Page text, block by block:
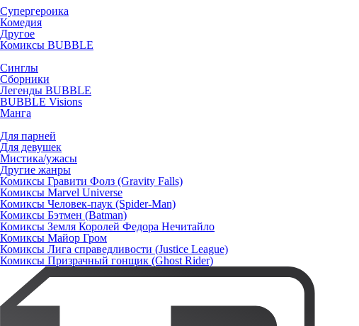
Супергероика
Комедия
Другое
Комиксы BUBBLE
Синглы
Сборники
Легенды BUBBLE
BUBBLE Visions
Манга
Для парней
Для девушек
Мистика/ужасы
Другие жанры
Комиксы Гравити Фолз (Gravity Falls)
Комиксы Marvel Universe
Комиксы Человек-паук (Spider-Man)
Комиксы Бэтмен (Batman)
Комиксы Земля Королей Федора Нечитайло
Комиксы Майор Гром
Комиксы Лига справедливости (Justice League)
Комиксы Призрачный гонщик (Ghost Rider)